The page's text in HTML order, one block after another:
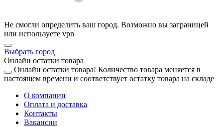
Не смогли определить ваш город. Возможно вы заграницей
или используете vpn
Выбрать город
Онлайн остатки товара
Онлайн остатки товара! Количество товара меняется в
настоящем времени и соответствует остатку товара на складе
О компании
Оплата и доставка
Контакты
Вакансии